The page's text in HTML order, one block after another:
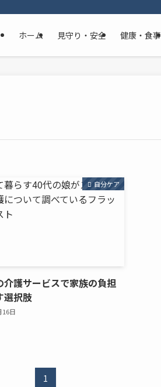
ホーム 見守り・安全 健康・食事
自分ケア
介護サービスで家族の負担
選択肢
16日
1